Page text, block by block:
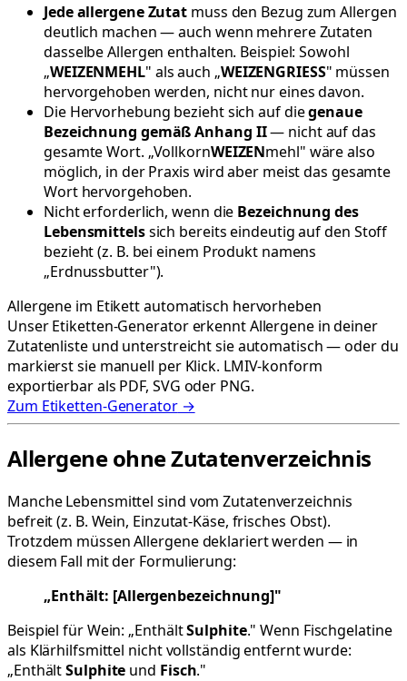
Jede allergene Zutat muss den Bezug zum Allergen
deutlich machen — auch wenn mehrere Zutaten
dasselbe Allergen enthalten. Beispiel: Sowohl
„WEIZENMEHL" als auch „WEIZENGRIESS" müssen
hervorgehoben werden, nicht nur eines davon.
Die Hervorhebung bezieht sich auf diegenaue
Bezeichnung gemäß Anhang II— nicht auf das
gesamte Wort. „VollkornWEIZENmehl" wäre also
möglich, in der Praxis wird aber meist das gesamte
Wort hervorgehoben.
Nicht erforderlich, wenn die Bezeichnung des
Lebensmittelssich bereits eindeutig auf den Stoff
bezieht (z. B. bei einem Produkt namens
„Erdnussbutter").
Allergene im Etikett automatisch hervorheben
Unser Etiketten-Generator erkennt Allergene in deiner
Zutatenliste und unterstreicht sie automatisch — oder du
markierst sie manuell per Klick. LMIV-konform
exportierbar als PDF, SVG oder PNG.
Zum Etiketten-Generator→
Allergene ohne Zutatenverzeichnis
Manche Lebensmittel sind vom Zutatenverzeichnis
befreit (z. B. Wein, Einzutat-Käse, frisches Obst).
Trotzdem müssen Allergene deklariert werden — in
diesem Fall mit der Formulierung:
„Enthält: [Allergenbezeichnung]"
Beispiel für Wein: „EnthältSulphite." Wenn Fischgelatine
als Klärhilfsmittel nicht vollständig entfernt wurde:
„EnthältSulphite und Fisch."